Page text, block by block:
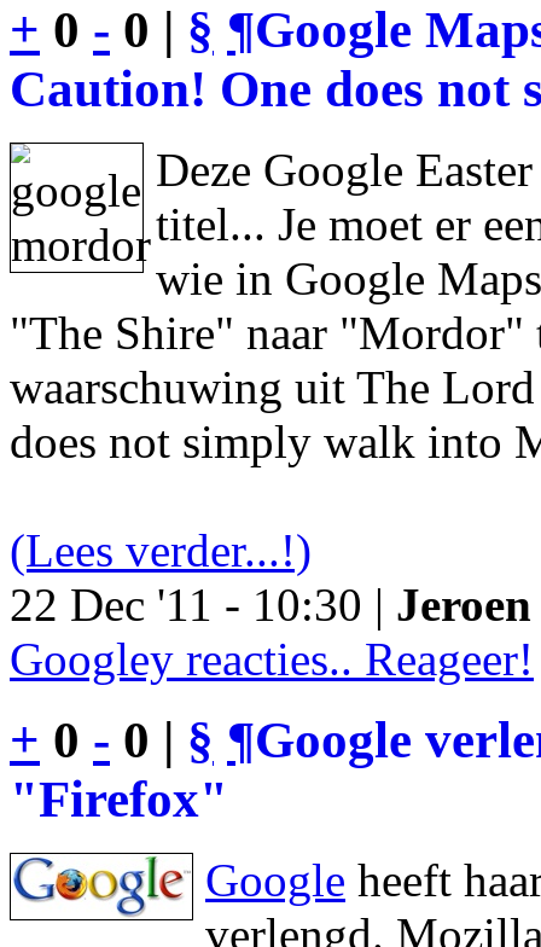
+ 0 - 0 | § ¶Google
Caution! One does
Deze Google
titel... Je moet er
wie in Google
"The Shire" naar "Mordor"
waarschuwing uit The
does not simply walk into
(Lees verder...!)
22 Dec '11 - 10:30 |
Googley reacties.. Reageer!
+ 0 - 0 | § ¶Google
"Firefox"
Google heeft
verlengd.